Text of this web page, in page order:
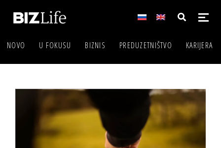
NOVO U FOKUSU BIZNIS PREDUZETNIŠTVO KARIJERA